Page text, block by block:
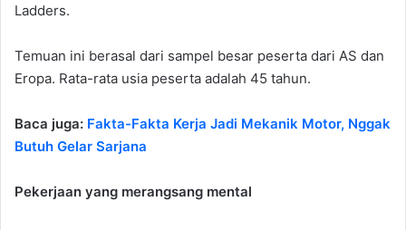
Ladders.
Temuan ini berasal dari sampel besar peserta dari AS dan
Eropa. Rata-rata usia peserta adalah 45 tahun.
Baca juga: Fakta-Fakta Kerja Jadi Mekanik Motor, Nggak
Butuh Gelar Sarjana
Pekerjaan yang merangsang mental